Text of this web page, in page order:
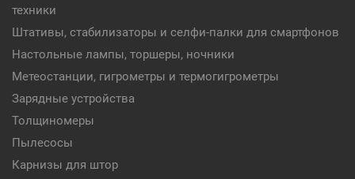
техники
Штативы, стабилизаторы и селфи-палки для смартфонов
Настольные лампы, торшеры, ночники
Метеостанции, гигрометры и термогигрометры
Зарядные устройства
Толщиномеры
Пылесосы
Карнизы для штор